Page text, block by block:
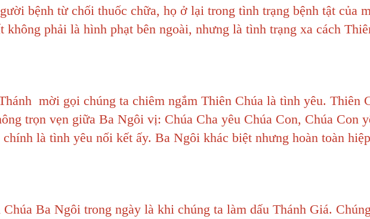
bệnh từ chối thuốc chữa, họ ở lại trong tình trạng bệnh tật của
không phải là hình phạt bên ngoài, nhưng là tình trạng xa cách
mời gọi chúng ta chiêm ngắm Thiên Chúa là tình yêu. Thiên
trọn vẹn giữa Ba Ngôi vị: Chúa Cha yêu Chúa Con, Chúa Con
là tình yêu nối kết ấy. Ba Ngôi khác biệt nhưng hoàn toàn hiệp
Ba Ngôi trong ngày là khi chúng ta làm dấu Thánh Giá.